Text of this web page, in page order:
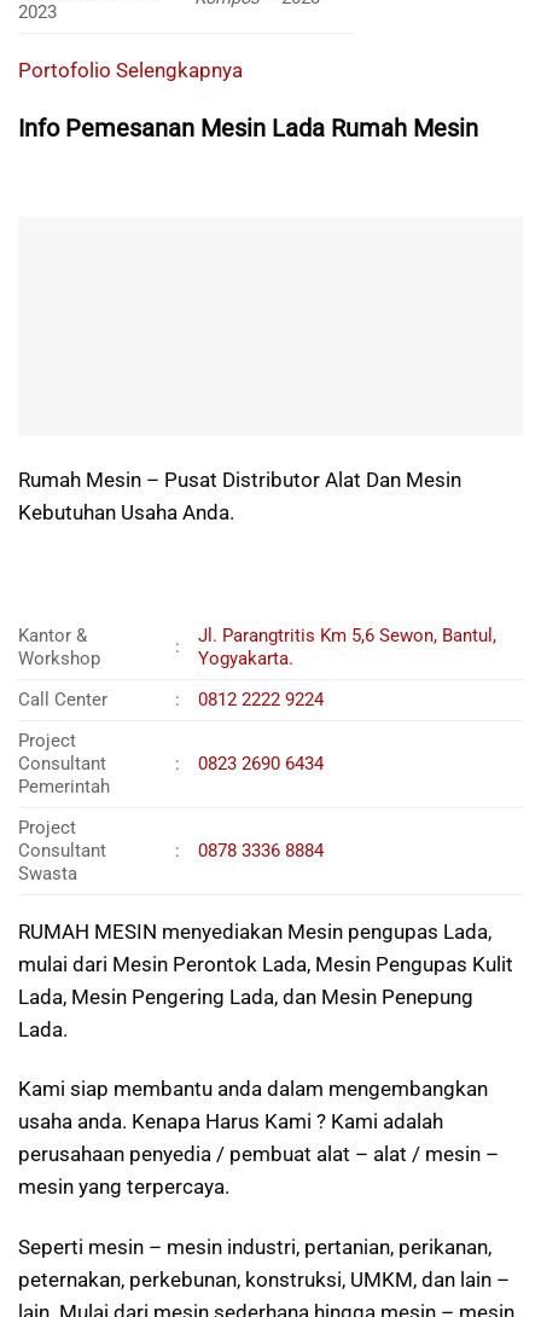
2023
Portofolio Selengkapnya
Info Pemesanan Mesin Lada Rumah Mesin
Rumah Mesin – Pusat Distributor Alat Dan Mesin
Kebutuhan Usaha Anda.
Kantor &
Workshop
:
Jl. Parangtritis Km 5,6 Sewon, Bantul,
Yogyakarta.
Call Center
:
0812 2222 9224
Project
Consultant
Pemerintah
: 0823 2690 6434
Project
Consultant
Swasta
: 0878 3336 8884
RUMAH MESIN menyediakan Mesin pengupas Lada,
mulai dari Mesin Perontok Lada, Mesin Pengupas Kulit
Lada, Mesin Pengering Lada, dan Mesin Penepung
Lada.
Kami siap membantu anda dalam mengembangkan
usaha anda. Kenapa Harus Kami ? Kami adalah
perusahaan penyedia / pembuat alat – alat / mesin –
mesin yang terpercaya.
Seperti mesin – mesin industri, pertanian, perikanan,
peternakan, perkebunan, konstruksi, UMKM, dan lain –
lain. Mulai dari mesin sederhana hingga mesin – mesin